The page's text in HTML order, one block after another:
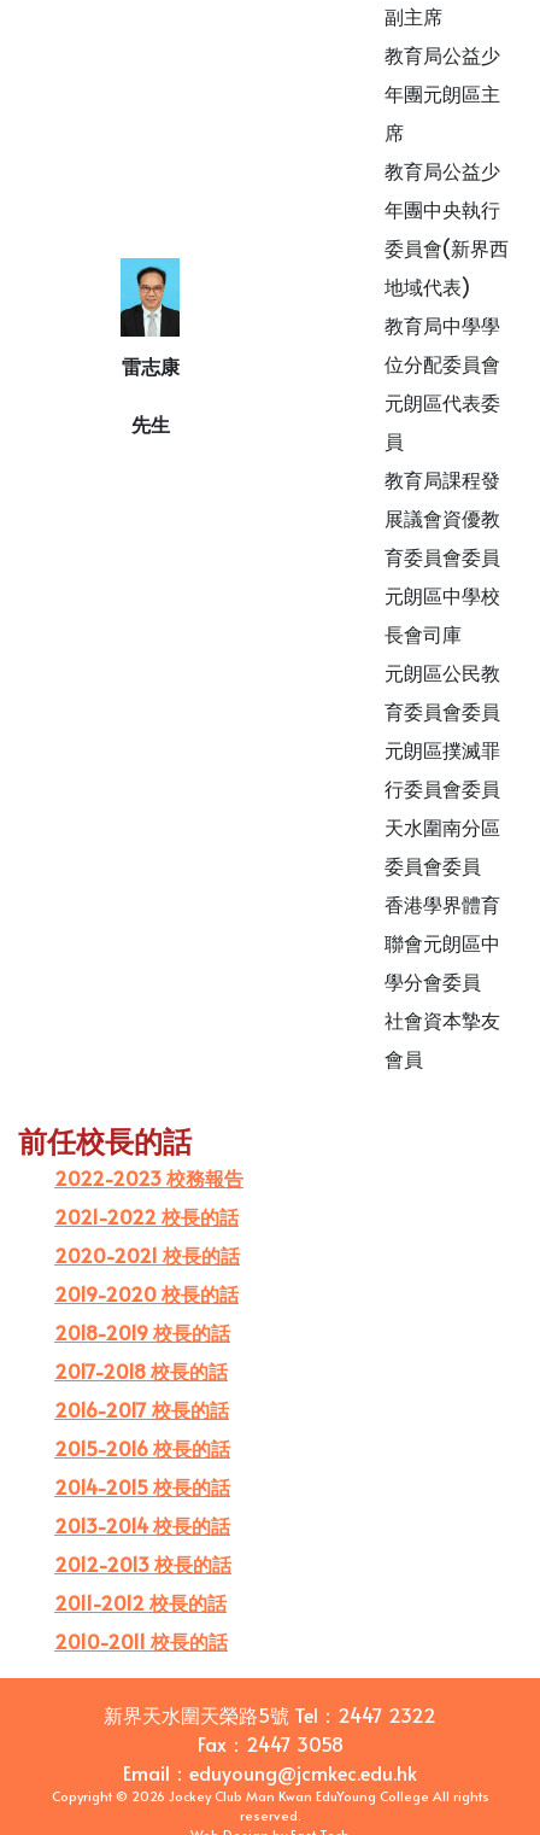
雷志康
先生
副主席
教育局公益少
年團元朗區主
席
教育局公益少
年團中央執行
委員會(新界西
地域代表)
教育局中學學
位分配委員會
元朗區代表委
員
教育局課程發
展議會資優教
育委員會委員
元朗區中學校
長會司庫
元朗區公民教
育委員會委員
元朗區撲滅罪
行委員會委員
天水圍南分區
委員會委員
香港學界體育
聯會元朗區中
學分會委員
社會資本摯友
會員
前任校長的話
2022-2023 校務報告
2021-2022 校長的話
2020-2021 校長的話
2019-2020 校長的話
2018-2019 校長的話
2017-2018 校長的話
2016-2017 校長的話
2015-2016 校長的話
2014-2015 校長的話
2013-2014 校長的話
2012-2013 校長的話
2011-2012 校長的話
2010-2011 校長的話
新界天水圍天榮路5號 Tel： 2447 2322
Fax： 2447 3058
Email ： eduyoung@jcmkec.edu.hk
Copyright © 2026 Jockey Club Man Kwan EduYoung College All rights
reserved.